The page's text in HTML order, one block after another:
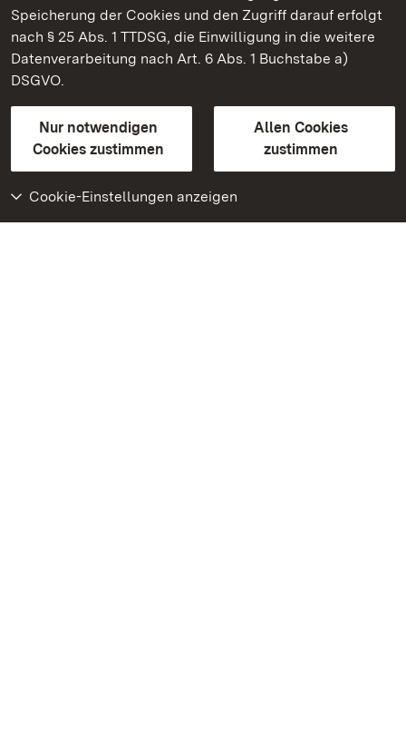
Speicherung der Cookies und den Zugriff darauf erfolgt
nach § 25 Abs. 1 TTDSG, die Einwilligung in die weitere
Datenverarbeitung nach Art. 6 Abs. 1 Buchstabe a)
DSGVO.
Nur notwendigen
Cookies zustimmen
Allen Cookies
zustimmen
Cookie-Einstellungen anzeigen
Staatliche Schlösser und Gärten Baden-Württemberg
Kontakt
GebärdenspracheLeichte Sprache
Erklärung zur Barrierefreiheit
BITV-konform (geprüfte Seiten)
Weiteres